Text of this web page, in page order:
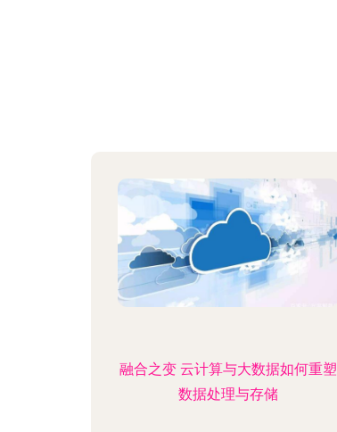
融合之变 云计算与大数据如何重塑
数据处理与存储